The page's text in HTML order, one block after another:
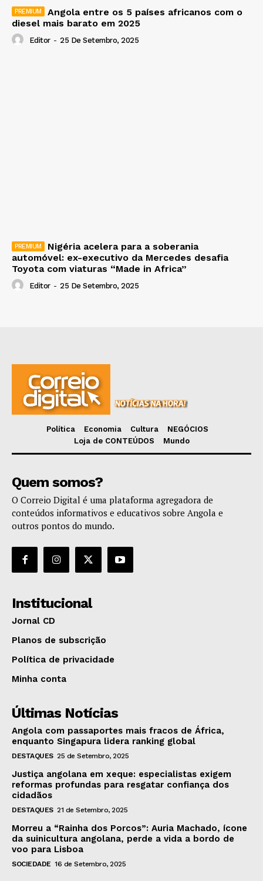
Angola entre os 5 países africanos com o
diesel mais barato em 2025
Editor - 25 De Setembro, 2025
Nigéria acelera para a soberania
automóvel: ex-executivo da Mercedes desafia
Toyota com viaturas “Made in Africa”
Editor - 25 De Setembro, 2025
Política Economia Cultura
NEGÓCIOS
Loja de CONTEÚDOS
Mundo
Quem somos?
O Correio Digital é uma plataforma agregadora de
conteúdos informativos e educativos sobre Angola e
outros pontos do mundo.
Institucional
Jornal CD
Planos de subscrição
Política de privacidade
Minha conta
Últimas Notícias
Angola com passaportes mais fracos de África,
enquanto Singapura lidera ranking global
DESTAQUES 25 de Setembro, 2025
Justiça angolana em xeque: especialistas exigem
reformas profundas para resgatar confiança dos
cidadãos
DESTAQUES 21 de Setembro, 2025
Morreu a “Rainha dos Porcos”: Auria Machado, ícone
da suinicultura angolana, perde a vida a bordo de
voo para Lisboa
SOCIEDADE 16 de Setembro, 2025